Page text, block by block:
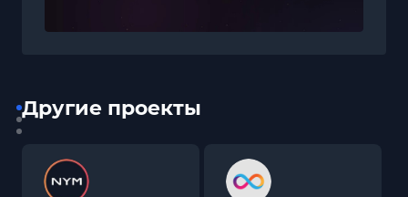
Другие проекты